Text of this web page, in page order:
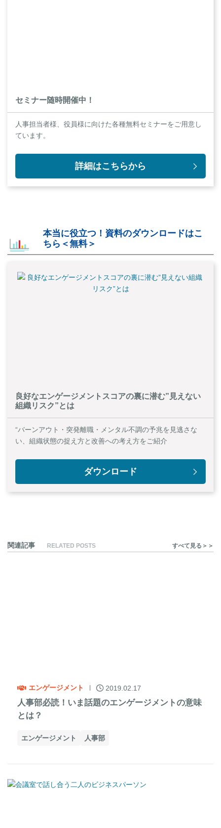
セミナー随時開催中！
人事担当者様、役員様に向けた各種無料セミナーをご用意し
ています。
詳細はこちらから
本当に役立つ！資料のダウンロードはこ
ちら＜無料＞
良好なエンゲージメントスコアの裏に潜む”見えない
組織リスク”とは
“バーンアウト・突発離職・メンタル不調の予兆を見逃さな
い、組織状態の捉え方と改善への考え方をご紹介
ダウンロード
関連記事 RELATED POSTS すべて見る＞＞
エンゲージメント 2019.02.17
人事部必読！いま話題のエンゲージメントの意味
とは？
エンゲージメント 人事部